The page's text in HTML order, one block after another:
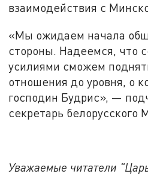
взаимодействия с
«Мы ожидаем начала
стороны. Надеемся, что
усилиями сможем
отношения до уровня, о
господин Будрис», —
секретарь белорусского
Уважаемые читатели